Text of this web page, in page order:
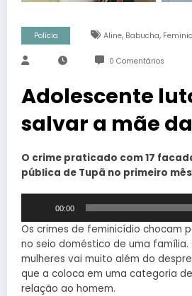
Polícia Aline, Babucha,
0 Comentários
Adolescente
salvar a mãe
O crime praticado com 17
pública de Tupã no primeiro
áudio
00:00
Os crimes de feminicídio chocam
no seio doméstico de uma família.
mulheres vai muito além do
que a coloca em uma categoria
relação ao homem.